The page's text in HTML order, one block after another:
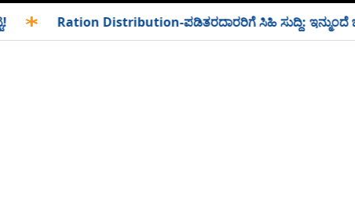
Ration Distribution-ಪಡಿತರದಾರರಿಗೆ ಸಿಹಿ ಸುದ್ದಿ: ಇನ್ಮುಂದೆ